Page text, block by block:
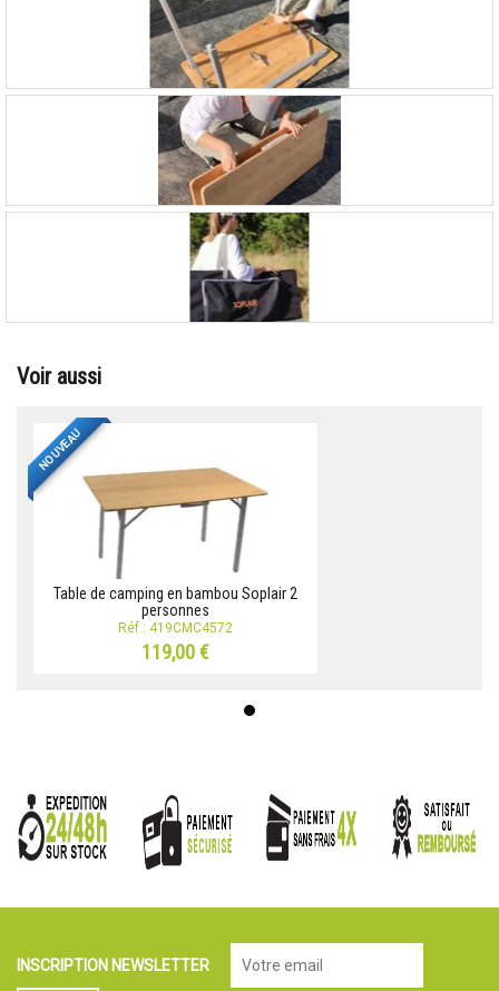
Voir aussi
NOUVEAU
Table de camping en bambou Soplair 2
personnes
Réf.: 419CMC4572
119,00 €
INSCRIPTION NEWSLETTER